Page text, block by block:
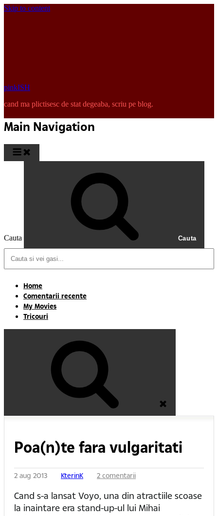
Skip to content
pinkISH
cand ma plictisesc de stat degeaba, scriu pe blog.
Main Navigation
Cauta Cauta
Home
Comentarii recente
My Movies
Tricouri
Poa(n)te fara vulgaritati
2 aug 2013 KterinK 2 comentarii
Cand s-a lansat Voyo, una din atractiile scoase
la inaintare era stand-up-ul lui Mihai